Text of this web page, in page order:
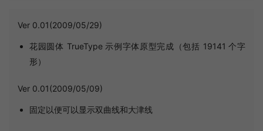
Ver 0.01(2009/05/29)
花园圆体 TrueType 示例字体原型完成（包括 19141 个字
形）
Ver 0.01(2009/05/09)
固定以便可以显示双曲线和大津线